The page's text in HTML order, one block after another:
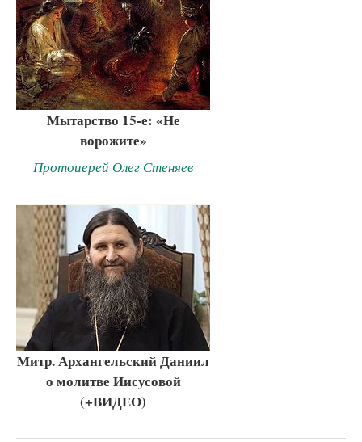
Мытарство 15-е: «Не
ворожите»
Протоиерей Олег Стеняев
Митр. Архангельский Даниил
о молитве Иисусовой
(+ВИДЕО)